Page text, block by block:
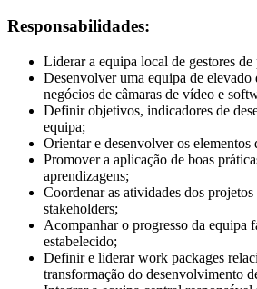
Responsabilidades:
Liderar a equipa local de gestores de
Desenvolver uma equipa de elevado
negócios de câmaras de vídeo e
Definir objetivos, indicadores de
equipa;
Orientar e desenvolver os elementos
Promover a aplicação de boas
aprendizagens;
Coordenar as atividades dos
stakeholders;
Acompanhar o progresso da equipa
estabelecido;
Definir e liderar work packages
transformação do desenvolvimento